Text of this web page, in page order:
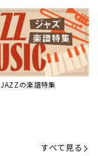
JAZZの楽譜特集
すべて見る